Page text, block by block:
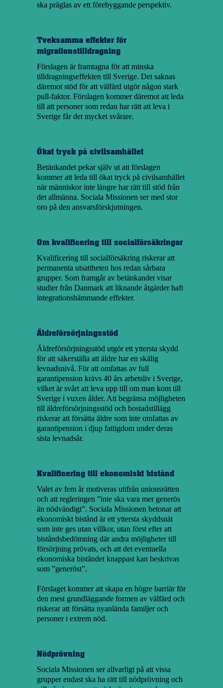
ska präglas av ett förebyggande perspektiv.
Tveksamma effekter för
migrationstilldragning
Förslagen är framtagna för att minska
tilldragningseffekten till Sverige. Det saknas
däremot stöd för att välfärd utgör någon stark
pull-faktor. Förslagen kommer däremot att leda
till att personer som redan har rätt att leva i
Sverige får det mycket svårare.
Ökat tryck på civilsamhället
Betänkandet pekar själv ut att förslagen
kommer att leda till ökat tryck på civilsamhället
när människor inte längre har rätt till stöd från
det allmänna. Sociala Missionen ser med stor
oro på den ansvarsförskjutningen.
Om kvalificering till socialförsäkringar
Kvalificering till socialförsäkring riskerar att
permanenta utsattheten hos redan sårbara
grupper. Som framgår av betänkandet visar
studier från Danmark att liknande åtgärder haft
integrationshämmande effekter.
Äldreförsörjningsstöd
Äldreförsörjningsstöd utgör ett yttersta skydd
för att säkerställa att äldre har en skälig
levnadsnivå. För att omfattas av full
garantipension krävs 40 års arbetsliv i Sverige,
vilket är svårt att leva upp till om man kom till
Sverige i vuxen ålder. Att begränsa möjligheten
till äldreförsörjningsstöd och bostadstillägg
riskerar att försätta äldre som inte omfattas av
garantipension i djup fattigdom under deras
sista levnadsår.
Kvalificering till ekonomiskt bistånd
Valet av fem år motiveras utifrån unionsrätten
och att regleringen ”inte ska vara mer generös
än nödvändigt”. Sociala Missionen betonar att
ekonomiskt bistånd är ett yttersta skyddsnät
som inte ges utan villkor, utan först efter att
biståndsbedömning där andra möjligheter till
försörjning prövats, och att det eventuella
ekonomiska biståndet knappast kan beskrivas
som ”generöst”.
Förslaget kommer att skapa en högre barriär för
den mest grundläggande formen av välfärd och
riskerar att försätta nyanlända familjer och
personer i extrem nöd.
Nödprövning
Sociala Missionen ser allvarligt på att vissa
grupper endast ska ha rätt till nödprövning och